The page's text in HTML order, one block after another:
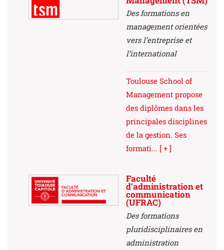
Des formations en
management orientées
vers l’entreprise et
l’international
Toulouse School of
Management propose
des diplômes dans les
principales disciplines
de la gestion. Ses
formati... [ + ]
Faculté
d’administration et
communication
(UFRAC)
Des formations
pluridisciplinaires en
administration